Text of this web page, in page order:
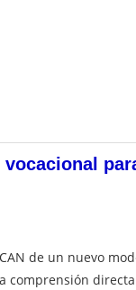
de un nuevo
comprensión